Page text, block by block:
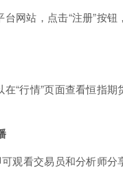
网站，点击“注册”按
“行情”页面查看恒指
可观看交易员和分析师